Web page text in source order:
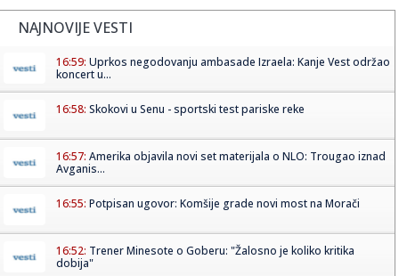
NAJNOVIJE VESTI
16:59: Uprkos negodovanju ambasade Izraela: Kanje Vest održao
koncert u...
16:58: Skokovi u Senu - sportski test pariske reke
16:57: Amerika objavila novi set materijala o NLO: Trougao iznad
Avganis...
16:55: Potpisan ugovor: Komšije grade novi most na Morači
16:52: Trener Minesote o Goberu: "Žalosno je koliko kritika
dobija"